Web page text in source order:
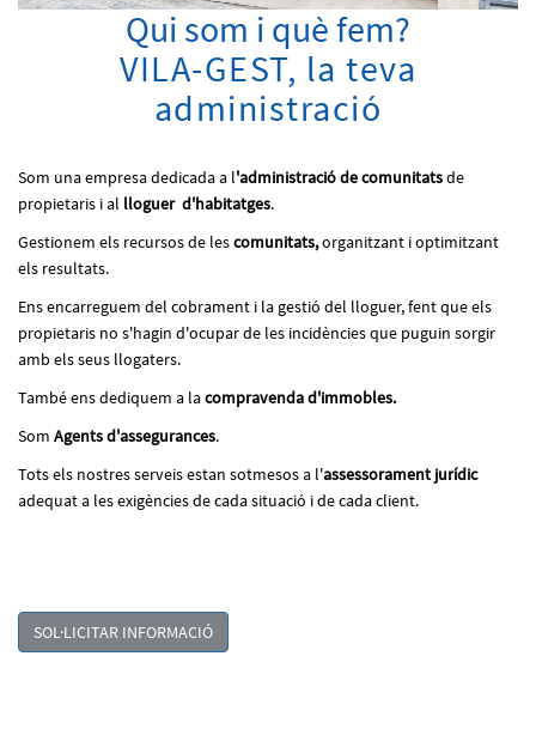
Qui som i què fem?
VILA-GEST, la teva
administració
Som una empresa dedicada a l'administració de comunitatsde
propietaris i al lloguer d'habitatges.
Gestionem els recursos de lescomunitats,organitzant i optimitzant
els resultats.
Ens encarreguem del cobrament i la gestió del lloguer, fent que els
propietaris no s'hagin d'ocupar de les incidències que puguin sorgir
amb els seus llogaters.
També ens dediquem a lacompravenda d'immobles.
Som Agents d'assegurances.
Tots els nostres serveis estan sotmesos a l'assessorament jurídic
adequat a les exigències de cada situació i de cada client.
SOL·LICITAR INFORMACIÓ